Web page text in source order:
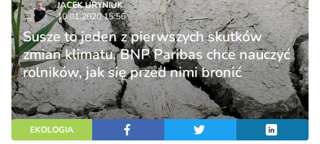
JACEK URYNIUK
10.01.2020 15:56
Susze to jeden z pierwszych skutków
zmian klimatu. BNP Paribas chce nauczyć
rolników, jak się przed nimi bronić
EKOLOGIA